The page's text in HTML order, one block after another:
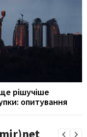
рішучіше
опитування